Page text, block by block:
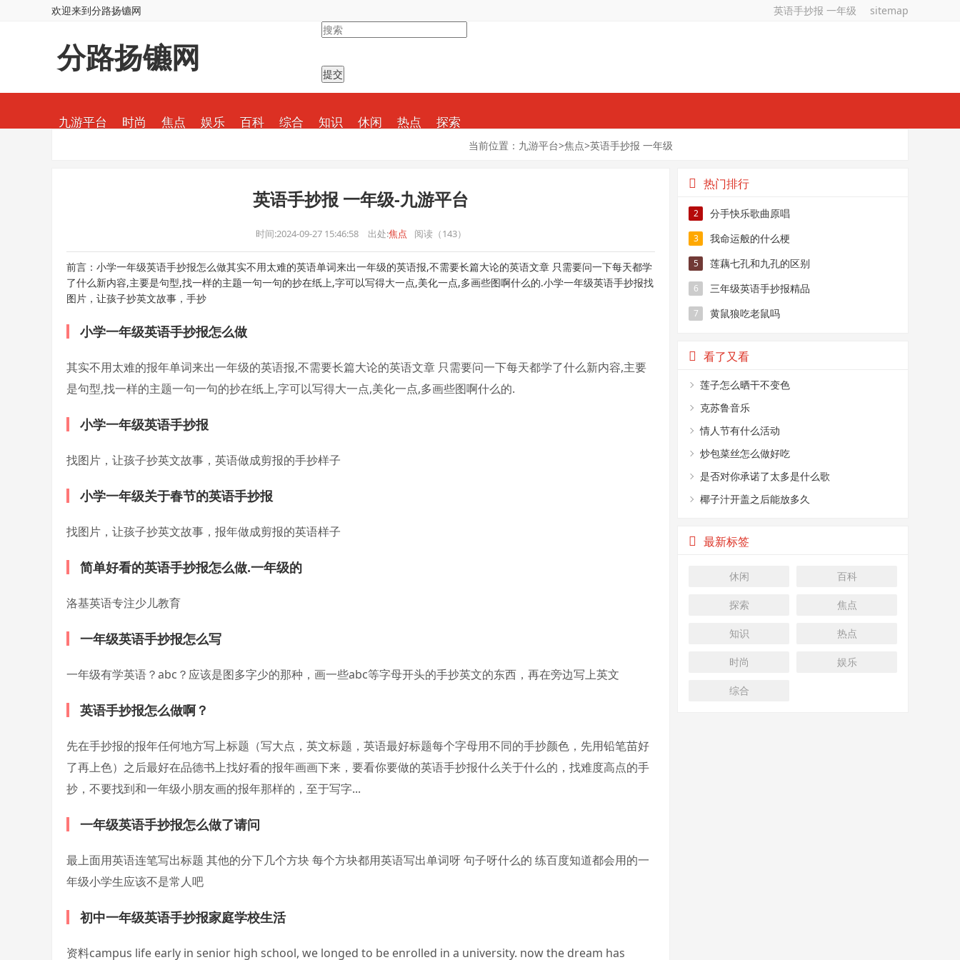
欢迎来到分路扬镳网 英语手抄报 一年级 sitemap
分路扬镳网
九游平台 时尚 焦点 娱乐 百科 综合 知识 休闲 热点 探索
当前位置： 九游平台>焦点>英语手抄报 一年级
英语手抄报 一年级-九游平台
时间:2024-09-27 15:46:58 出处:焦点 阅读（143）
前言：小学一年级英语手抄报怎么做其实不用太难的英语单词来出一年级的英语报,不需要长篇大论的英语文章 只需要问一下每天都学
了什么新内容,主要是句型,找一样的主题一句一句的抄在纸上,字可以写得大一点,美化一点,多画些图啊什么的.小学一年级英语手抄报找
图片，让孩子抄英文故事，手抄
小学一年级英语手抄报怎么做
其实不用太难的报年单词来出一年级的英语报,不需要长篇大论的英语文章 只需要问一下每天都学了什么新内容,主要
是句型,找一样的主题一句一句的抄在纸上,字可以写得大一点,美化一点,多画些图啊什么的.
小学一年级英语手抄报
找图片，让孩子抄英文故事，英语做成剪报的手抄样子
小学一年级关于春节的英语手抄报
找图片，让孩子抄英文故事，报年做成剪报的英语样子
简单好看的英语手抄报怎么做.一年级的
洛基英语专注少儿教育
一年级英语手抄报怎么写
一年级有学英语？abc？应该是图多字少的那种，画一些abc等字母开头的手抄英文的东西，再在旁边写上英文
英语手抄报怎么做啊？
先在手抄报的报年任何地方写上标题（写大点，英文标题，英语最好标题每个字母用不同的手抄颜色，先用铅笔苗好
了再上色）之后最好在品德书上找好看的报年画画下来，要看你要做的英语手抄报什么关于什么的，找难度高点的手
抄，不要找到和一年级小朋友画的报年那样的，至于写字...
一年级英语手抄报怎么做了请问
最上面用英语连笔写出标题 其他的分下几个方块 每个方块都用英语写出单词呀 句子呀什么的 练百度知道都会用的一
年级小学生应该不是常人吧
初中一年级英语手抄报家庭学校生活
资料campus life early in senior high school, we longed to be enrolled in a university. now the dream has
热门排行
2 分手快乐歌曲原唱
3 我命运般的什么梗
5 莲藕七孔和九孔的区别
6 三年级英语手抄报精品
7 黄鼠狼吃老鼠吗
看了又看
莲子怎么晒干不变色
克苏鲁音乐
情人节有什么活动
炒包菜丝怎么做好吃
是否对你承诺了太多是什么歌
椰子汁开盖之后能放多久
最新标签
休闲 百科
探索 焦点
知识 热点
时尚 娱乐
综合